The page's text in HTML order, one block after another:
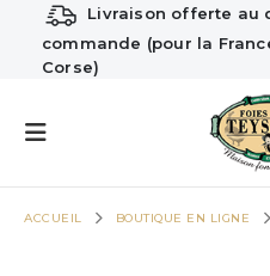
Livraison offerte au
commande (pour la
Corse)
ACCUEIL BOUTIQUE EN LIGNE